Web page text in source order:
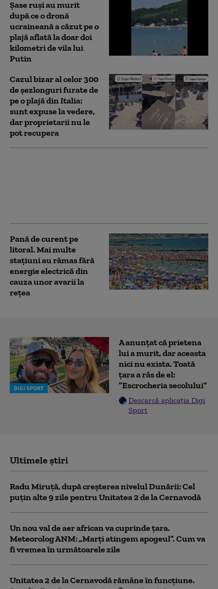
Șase ruși au murit
după ce o dronă
ucraineană a căzut pe o
plajă aflată la doar doi
kilometri de vila lui
Putin
Cazul bizar al celor 300
de șezlonguri furate de
pe o plajă din Italia:
sunt expuse la vedere,
dar proprietarii nu le
pot recupera
Pană de curent pe
litoral. Mai multe
stațiuni au rămas fără
energie electrică din
cauza unor avarii la
rețea
DIGI SPORT
A anunțat că prietena
lui a murit, dar aceasta
nici nu exista. Toată
țara a râs de el:
”Escrocheria secolului”
Descarcă aplicația Digi
Sport
Ultimele știri
Radu Miruță, după creșterea nivelul Dunării: Cel
puțin alte 9 zile pentru Unitatea 2 de la Cernavodă
Un nou val de aer african va cuprinde țara.
Meteorolog ANM: „Marți atingem apogeul”. Cum va
fi vremea în următoarele zile
Unitatea 2 de la Cernavodă rămâne în funcțiune.